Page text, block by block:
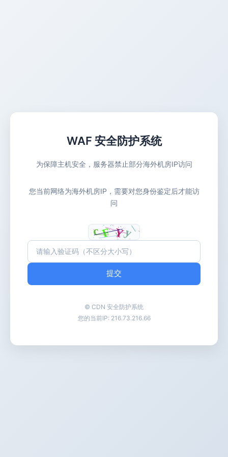
WAF 安全防护系统
为保障主机安全，服务器禁止部分海外机房IP访问
您当前网络为海外机房IP，需要对您身份鉴定后才能访
问
提交
© CDN 安全防护系统
您的当前IP: 216.73.216.66